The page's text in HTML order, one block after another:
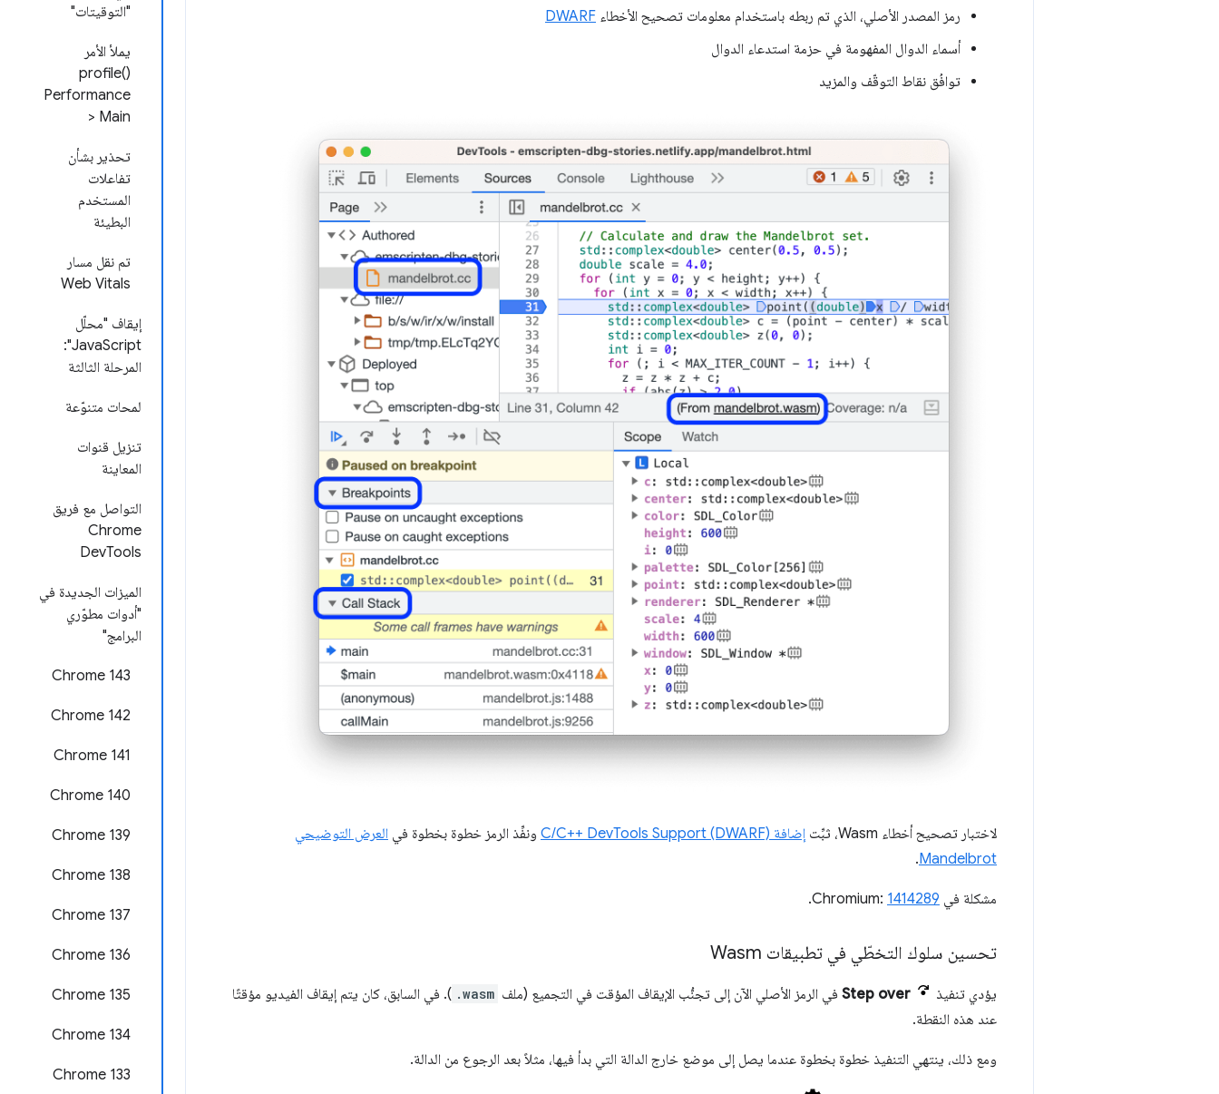
"التوقيتات"
يملأ الأمر
profile()
Performance
> Main
تحذير بشأن
تفاعلات
المستخدم
البطيئة
تم نقل مسار
Web Vitals
إيقاف "محلّل
JavaScript":
المرحلة الثالثة
لمحات متنوّعة
تنزيل قنوات
المعاينة
التواصل مع فريق
Chrome
DevTools
الميزات الجديدة في
"أدوات مطوّري
البرامج"
Chrome 143
Chrome 142
‫Chrome 141
Chrome 140
‫Chrome 139
‫Chrome 138
‫Chrome 137
Chrome 136
Chrome 135
‫Chrome 134
‫Chrome 133
رمز المصدر الأصلي، الذي تم ربطه باستخدام معلومات تصحيح الأخطاء DWARF
أسماء الدوال المفهومة في حزمة استدعاء الدوال
توافُق نقاط التوقّف والمزيد
لاختبار تصحيح أخطاء Wasm، ثبِّت إضافة C/C++ DevTools Support (DWARF) ونفِّذ الرمز خطوة بخطوة في العرض التوضيحي
Mandelbrot
.
مشكلة في Chromium: 1414289
.
تحسين سلوك التخطّي في تطبيقات Wasm
يؤدي تنفيذ Step over في الرمز الأصلي الآن إلى تجنُّب الإيقاف المؤقت في التجميع (ملف .wasm ). في السابق، كان يتم إيقاف الفيديو مؤقتًا
عند هذه النقطة.
ومع ذلك، ينتهي التنفيذ خطوة بخطوة عندما يصل إلى موضع خارج الدالة التي بدأ فيها، مثلاً بعد الرجوع من الدالة.